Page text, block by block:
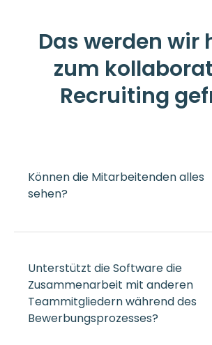
Das werden wir
zum
Recruiting
Können die Mitarbeitenden alles
sehen?
Unterstützt die Software die
Zusammenarbeit mit anderen
Teammitgliedern während des
Bewerbungs­prozesses?